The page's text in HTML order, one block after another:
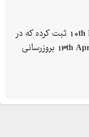
10th ثبت کرده که در
13th بروزرسانی